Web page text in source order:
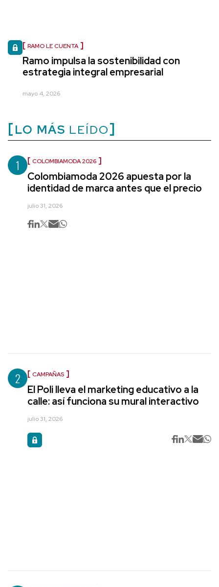
RAMO LE CUENTA
Ramo impulsa la sostenibilidad con
estrategia integral empresarial
mayo 4, 2026
LO MÁS LEÍDO
1 COLOMBIAMODA 2026
Colombiamoda 2026 apuesta por la
identidad de marca antes que el precio
julio 31, 2026
2 CAMPAÑAS
El Poli lleva el marketing educativo a la
calle: así funciona su mural interactivo
julio 31, 2026